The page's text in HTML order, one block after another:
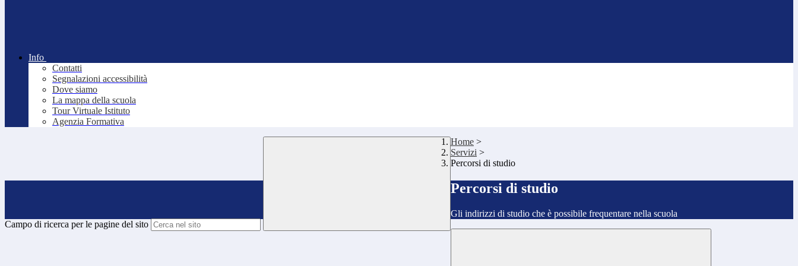
Info
Contatti
Segnalazioni accessibilità
Dove siamo
La mappa della scuola
Tour Virtuale Istituto
Agenzia Formativa
Campo di ricerca per le pagine del sito
Home >
Servizi >
Percorsi di studio
Percorsi di studio
Gli indirizzi di studio che è possibile frequentare nella scuola